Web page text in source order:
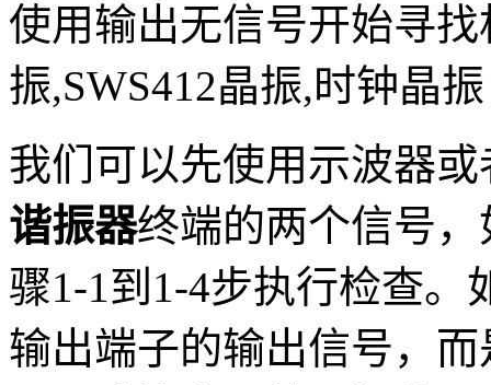
使用输出无信号开始寻
振,SWS412晶振,时钟晶振
我们可以先使用示波器
谐振器终端的两个信号
骤1-1到1-4步执行检查
输出端子的输出信号，